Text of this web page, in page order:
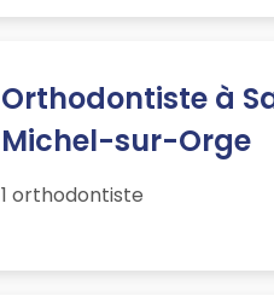
Orthodontiste à
Michel-sur-Orge
1 orthodontiste